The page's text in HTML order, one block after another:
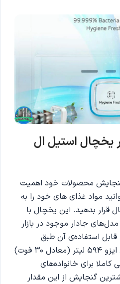
یخچال استیل ال
محصولات خود اهمیت
مواد غذای های خود را به
قرار بدهید. این یخچال با
یکی از مدل‌های جادار موجود در بازار
استفاده‌ی آن طبق
استاندارد سازمان بین‌المللی ایزو 594 لیتر (معادل 30 فوت)
برای خانواده‌های
گنجایش از این مقدار